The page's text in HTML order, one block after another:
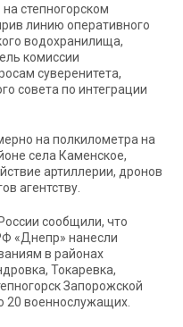
степногорском
линию оперативного
водохранилища,
комиссии
суверенитета,
совета по интеграции
на полкилометра на
села Каменское,
артиллерии, дронов
агентству.
сообщили, что
«Днепр» нанесли
в районах
Токаревка,
Запорожской
20 военнослужащих.